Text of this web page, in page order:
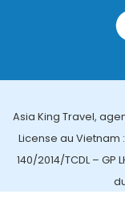
Asia King Travel,
License au Vietnam
140/2014/TCDL –